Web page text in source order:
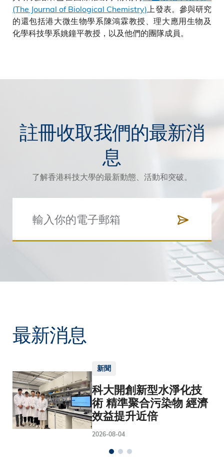
(The Journal of Biological Chemistry) 上發表。參與研究
的還包括港大微生物學系陳鴻霖教授、理大應用生物及
化學科技學系姚鐘平教授，以及他們的團隊成員。
註冊收取我們的最新消
息
了解香港科技大學的最新動態、活動和突破。
最新消息
新聞
科大開創新型水淨化技
術 精準聚合污染物 經濟
效益提升近倍
2026-08-04